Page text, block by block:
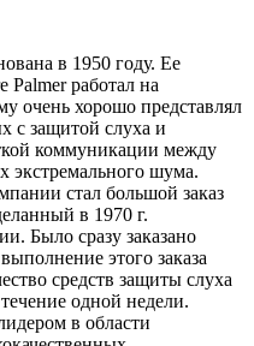
в 1950 году. Ее
Palmer работал на
очень хорошо представлял
с защитой слуха и
коммуникации между
экстремального шума.
стал большой заказ
в 1970 г.
Было сразу заказано
этого заказа
средств защиты слуха
одной недели.
в области